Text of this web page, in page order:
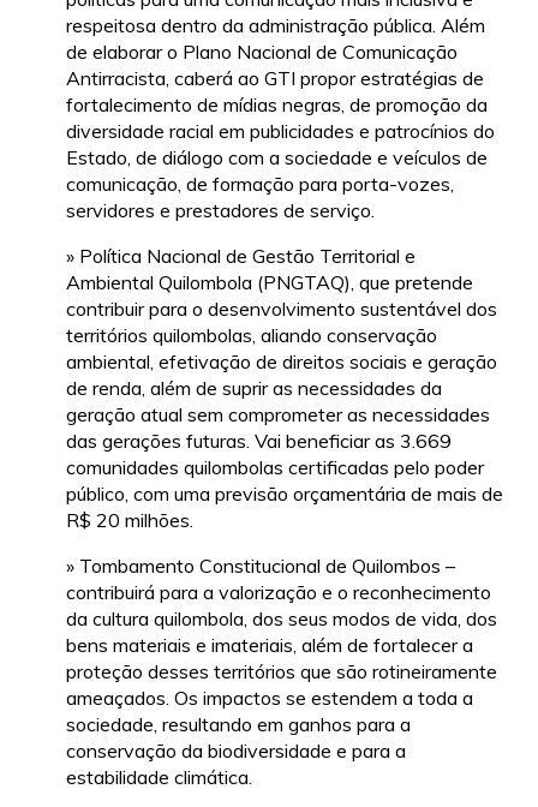
respeitosa dentro da administração pública. Além
de elaborar o Plano Nacional de Comunicação
Antirracista, caberá ao GTI propor estratégias de
fortalecimento de mídias negras, de promoção da
diversidade racial em publicidades e patrocínios do
Estado, de diálogo com a sociedade e veículos de
comunicação, de formação para porta-vozes,
servidores e prestadores de serviço.
» Política Nacional de Gestão Territorial e
Ambiental Quilombola (PNGTAQ), que pretende
contribuir para o desenvolvimento sustentável dos
territórios quilombolas, aliando conservação
ambiental, efetivação de direitos sociais e geração
de renda, além de suprir as necessidades da
geração atual sem comprometer as necessidades
das gerações futuras. Vai beneficiar as 3.669
comunidades quilombolas certificadas pelo poder
público, com uma previsão orçamentária de mais de
R$ 20 milhões.
» Tombamento Constitucional de Quilombos –
contribuirá para a valorização e o reconhecimento
da cultura quilombola, dos seus modos de vida, dos
bens materiais e imateriais, além de fortalecer a
proteção desses territórios que são rotineiramente
ameaçados. Os impactos se estendem a toda a
sociedade, resultando em ganhos para a
conservação da biodiversidade e para a
estabilidade climática.